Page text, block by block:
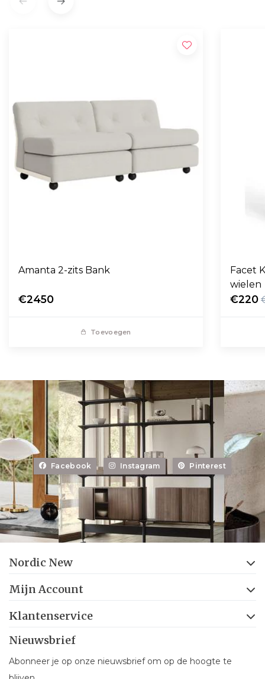
Amanta 2-zits Bank
€2450
Toevoegen
Facet
wielen
€220
Facebook Instagram Pinterest
Nordic New
Mijn Account
Klantenservice
Nieuwsbrief
Abonneer je op onze nieuwsbrief om op de hoogte te